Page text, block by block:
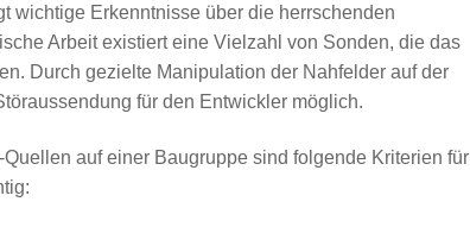
wichtige Erkenntnisse über die herrschenden
Arbeit existiert eine Vielzahl von Sonden, die das
Durch gezielte Manipulation der Nahfelder auf der
für den Entwickler möglich.
auf einer Baugruppe sind folgende Kriterien für